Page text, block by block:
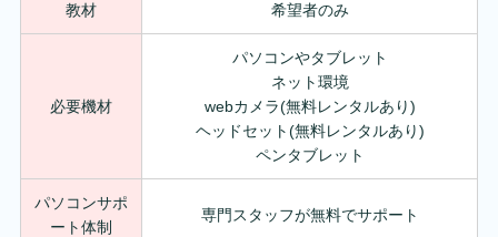
教材 希望者のみ
必要機材
パソコンやタブレット
ネット環境
webカメラ(無料レンタルあり)
ヘッドセット(無料レンタルあり)
ペンタブレット
パソコンサポ
ート体制
専門スタッフが無料でサポート